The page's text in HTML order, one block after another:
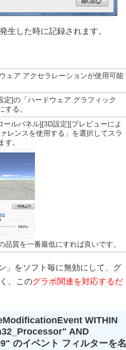
生した時に記録されます。
ェア アクセラレーションが使用可能
]の「ハードウェア グラフィック
する。
ルパネル][3D設定][プレビューによ
レンスを使用する」を選択してスラ
す。
質を一番最低にすれば良いです。
」をソフト毎に無効にして、グ
、このグラボ関連を対応するだ
WITHIN
AND
のイベント フィルターを名